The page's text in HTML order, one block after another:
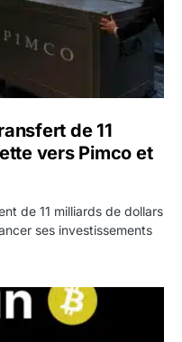
de 11
vers Pimco et
de 11 milliards de dollars
ses investissements
pendant que les